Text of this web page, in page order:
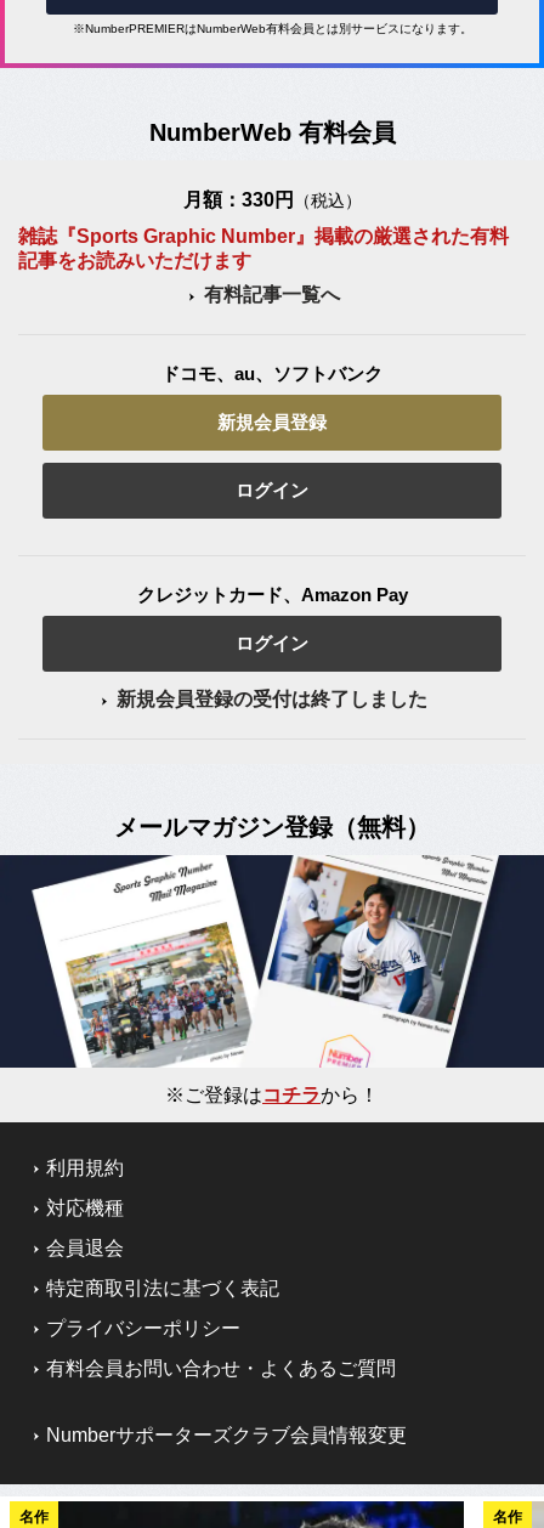
※NumberPREMIERはNumberWeb有料会員とは別サービスになります。
NumberWeb 有料会員
月額：330円 （税込）
雑誌『Sports Graphic Number』掲載の厳選された有料
記事をお読みいただけます
有料記事一覧へ
ドコモ、au、ソフトバンク
新規会員登録
ログイン
クレジットカード、Amazon Pay
ログイン
新規会員登録の受付は終了しました
メールマガジン登録（無料）
※ご登録はコチラから！
利用規約
対応機種
会員退会
特定商取引法に基づく表記
プライバシーポリシー
有料会員お問い合わせ・よくあるご質問
Numberサポーターズクラブ会員情報変更
名作 名作